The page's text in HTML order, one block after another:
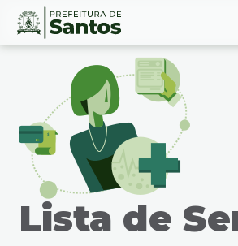
Ir
Conteúdo
Lista de